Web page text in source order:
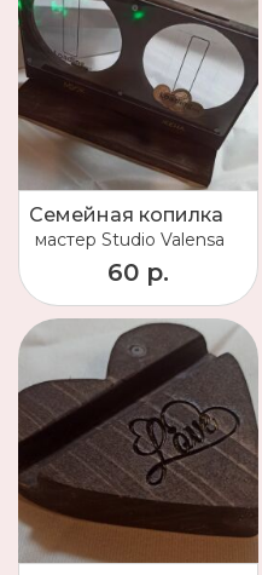
Семейная копилка
мастер Studio Valensa
60 р.